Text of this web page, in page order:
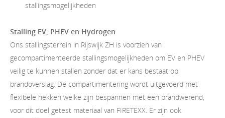
stallingsmogelijkheden
Stalling EV, PHEV en Hydrogen
Ons stallingsterrein in Rijswijk ZH is voorzien van
gecompartimenteerde stallingsmogelijkheden om EV en PHEV
veilig te kunnen stallen zonder dat er kans bestaat op
brandoverslag. De compartimentering wordt uitgevoerd met
flexibele hekken welke zijn bespannen met een brandwerend,
voor dit doel getest materiaal van FIRETEXX. Er zijn ook